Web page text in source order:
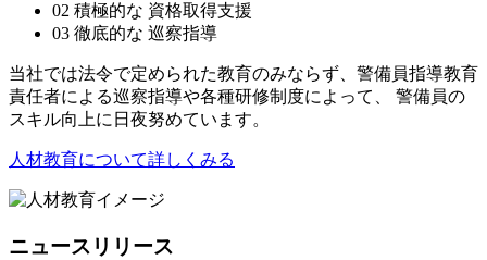
02 積極的な 資格取得支援
03 徹底的な 巡察指導
当社では法令で定められた教育のみならず、警備員指導教育
責任者による巡察指導や各種研修制度によって、 警備員の
スキル向上に日夜努めています。
人材教育について詳しくみる
ニュースリリース